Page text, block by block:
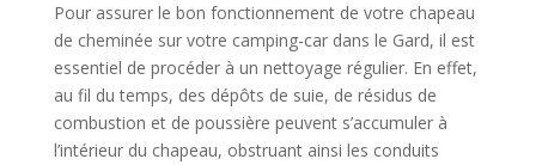
Pour assurer le bon fonctionnement de votre chapeau
de cheminée sur votre camping-car dans le Gard, il est
essentiel de procéder à un nettoyage régulier. En effet,
au fil du temps, des dépôts de suie, de résidus de
combustion et de poussière peuvent s’accumuler à
l’intérieur du chapeau, obstruant ainsi les conduits